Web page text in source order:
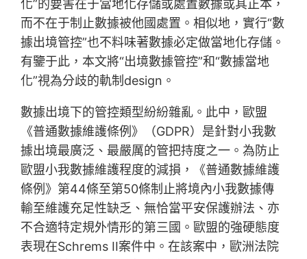
化”的要害在于當地化存儲或處置數據或其正本，
而不在于制止數據被他國處置。相似地，實行“數
據出境管控”也不料味著數據必定做當地化存儲。
有鑒于此，本文將“出境數據管控”和“數據當地
化”視為分歧的軌制design。
數據出境下的管控類型紛紛雜亂。此中，歐盟
《普通數據維護條例》（GDPR）是針對小我數
據出境最廣泛、最嚴厲的管把持度之一。為防止
歐盟小我數據維護程度的減損，《普通數據維護
條例》第44條至第50條制止將境內小我數據傳
輸至維護充足性缺乏、無恰當平安保護辦法、亦
不合適特定規外情形的第三國。歐盟的強硬態度
表現在Schrems II案件中。在該案中，歐洲法院